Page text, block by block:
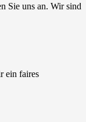
Sie uns an. Wir sind
ein faires